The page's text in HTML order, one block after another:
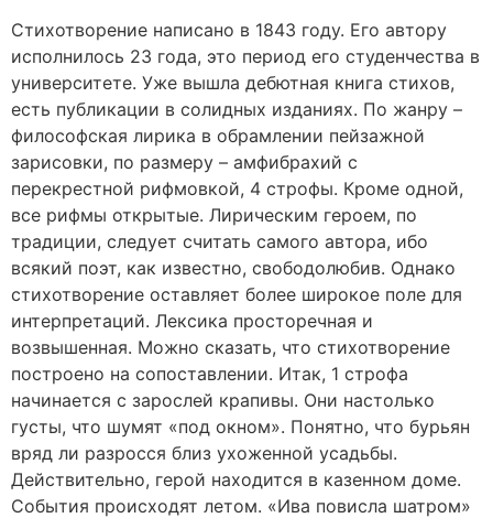
Стихотворение написано в 1843 году. Его автору
исполнилось 23 года, это период его студенчества в
университете. Уже вышла дебютная книга стихов,
есть публикации в солидных изданиях. По жанру –
философская лирика в обрамлении пейзажной
зарисовки, по размеру – амфибрахий с
перекрестной рифмовкой, 4 строфы. Кроме одной,
все рифмы открытые. Лирическим героем, по
традиции, следует считать самого автора, ибо
всякий поэт, как известно, свободолюбив. Однако
стихотворение оставляет более широкое поле для
интерпретаций. Лексика просторечная и
возвышенная. Можно сказать, что стихотворение
построено на сопоставлении. Итак, 1 строфа
начинается с зарослей крапивы. Они настолько
густы, что шумят «под окном». Понятно, что бурьян
вряд ли разросся близ ухоженной усадьбы.
Действительно, герой находится в казенном доме.
События происходят летом. «Ива повисла шатром»